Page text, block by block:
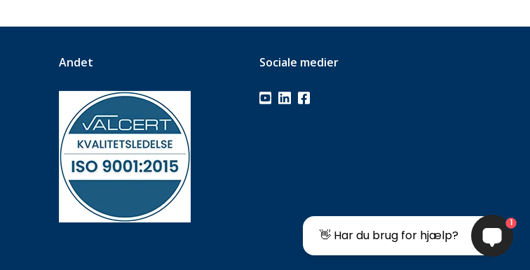
Andet Sociale medier
👋 Har du brug for hjælp?
1